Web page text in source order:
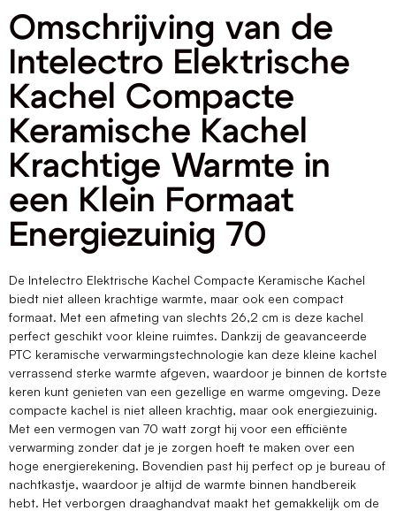
Omschrijving van de
Intelectro Elektrische
Kachel Compacte
Keramische Kachel
Krachtige Warmte in
een Klein Formaat
Energiezuinig 70
De Intelectro Elektrische Kachel Compacte Keramische Kachel
biedt niet alleen krachtige warmte, maar ook een compact
formaat. Met een afmeting van slechts 26,2 cm is deze kachel
perfect geschikt voor kleine ruimtes. Dankzij de geavanceerde
PTC keramische verwarmingstechnologie kan deze kleine kachel
verrassend sterke warmte afgeven, waardoor je binnen de kortste
keren kunt genieten van een gezellige en warme omgeving. Deze
compacte kachel is niet alleen krachtig, maar ook energiezuinig.
Met een vermogen van 70 watt zorgt hij voor een efficiënte
verwarming zonder dat je je zorgen hoeft te maken over een
hoge energierekening. Bovendien past hij perfect op je bureau of
nachtkastje, waardoor je altijd de warmte binnen handbereik
hebt. Het verborgen draaghandvat maakt het gemakkelijk om de